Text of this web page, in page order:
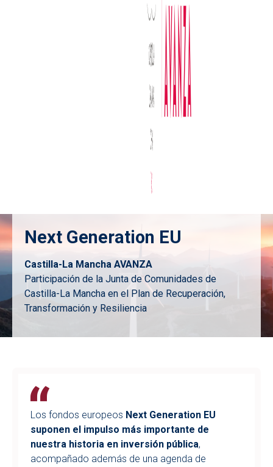
Next Generation EU
Castilla-La Mancha AVANZA
Participación de la Junta de Comunidades de
Castilla-La Mancha en el Plan de Recuperación,
Transformación y Resiliencia
Los fondos europeos Next Generation EU
suponen el impulso más importante de
nuestra historia en inversión pública,
acompañado además de una agenda de